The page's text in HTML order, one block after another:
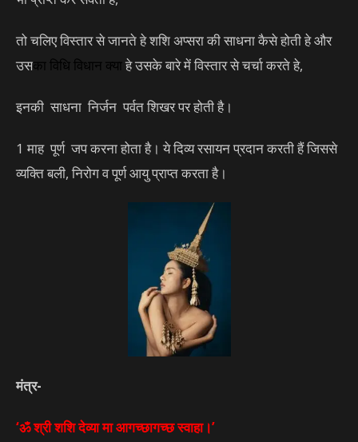
तो चलिए विस्तार से जानते हे शशि अप्सरा की साधना कैसे होती हे और
उसका विधि विधान क्याहे उसके बारे में विस्तार से चर्चा करते हे,
इनकी साधना निर्जन पर्वत शिखर पर होती है।
1 माह पूर्ण जप करना होता है। ये दिव्य रसायन प्रदान करती हैं जिससे
व्यक्ति बली, निरोग व पूर्ण आयु प्राप्त करता है।
मंत्र-
‘ॐ श्री शशि देव्या मा आगच्छागच्छ स्वाहा।’